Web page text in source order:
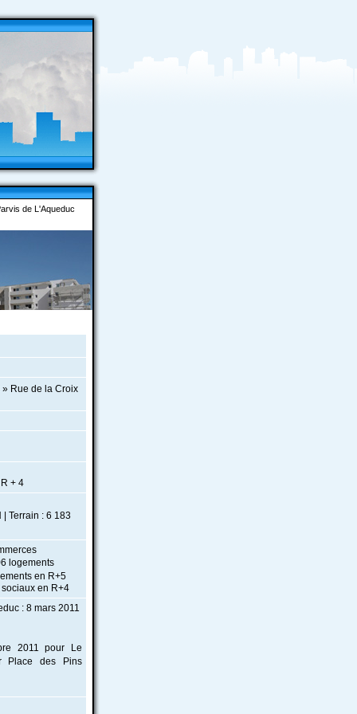
de L'Aqueduc
Rue de la Croix
+ 4
Terrain : 6 183
logements
en R+5
en R+4
: 8 mars 2011
2011 pour Le
Place des Pins